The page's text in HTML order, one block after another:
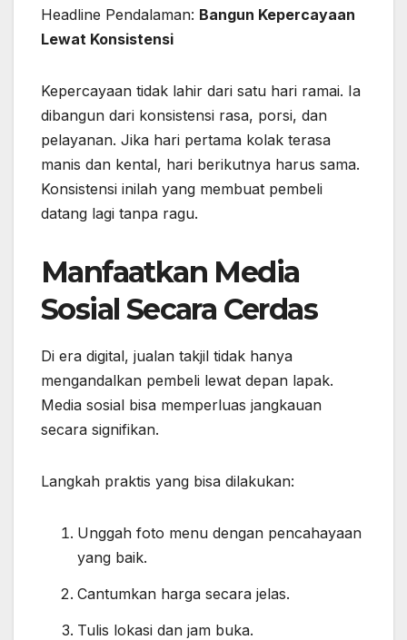
Headline Pendalaman: Bangun Kepercayaan
Lewat Konsistensi
Kepercayaan tidak lahir dari satu hari ramai. Ia
dibangun dari konsistensi rasa, porsi, dan
pelayanan. Jika hari pertama kolak terasa
manis dan kental, hari berikutnya harus sama.
Konsistensi inilah yang membuat pembeli
datang lagi tanpa ragu.
Manfaatkan Media
Sosial Secara Cerdas
Di era digital, jualan takjil tidak hanya
mengandalkan pembeli lewat depan lapak.
Media sosial bisa memperluas jangkauan
secara signifikan.
Langkah praktis yang bisa dilakukan:
Unggah foto menu dengan pencahayaan
yang baik.
Cantumkan harga secara jelas.
Tulis lokasi dan jam buka.